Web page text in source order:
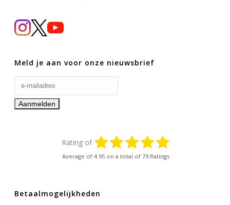
Meld je aan voor onze nieuwsbrief
Rating of
Average of 4.95 on a total of 79 Ratings
Betaalmogelijkheden